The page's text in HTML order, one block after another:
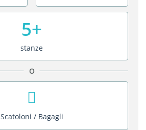
5+
stanze
O
Scatoloni / Bagagli